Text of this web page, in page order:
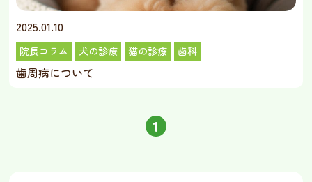
2025.01.10
院長コラム 犬の診療 猫の診療 歯科
歯周病について
1